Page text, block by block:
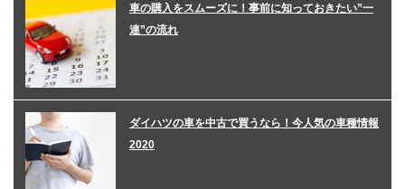
車の購入をスムーズに！事前に知っておきたい”一
連”の流れ
ダイハツの車を中古で買うなら！今人気の車種情報
2020